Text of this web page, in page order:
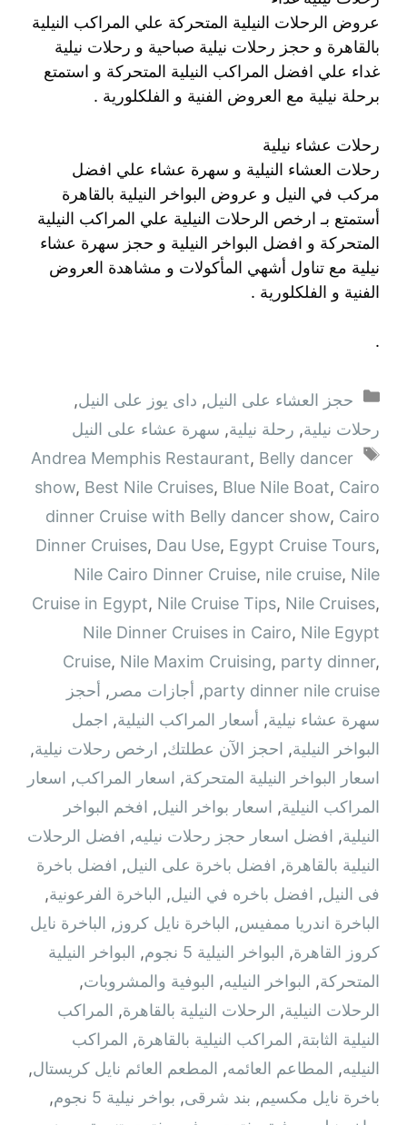
عروض الرحلات النيلية المتحركة علي المراكب النيلية
بالقاهرة و حجز رحلات نيلية صباحية و رحلات نيلية
غداء علي افضل المراكب النيلية المتحركة و استمتع
برحلة نيلية مع العروض الفنية و الفلكلورية .
رحلات عشاء نيلية
رحلات العشاء النيلية و سهرة عشاء علي افضل
مركب في النيل و عروض البواخر النيلية بالقاهرة
أستمتع بـ ارخص الرحلات النيلية علي المراكب النيلية
المتحركة و افضل البواخر النيلية و حجز سهرة عشاء
نيلية مع تناول أشهي المأكولات و مشاهدة العروض
الفنية و الفلكلورية .
.
التصنيفات
حجز العشاء على النيل, داى يوز على النيل,
رحلات نيلية, رحلة نيلية, سهرة عشاء على النيل
الوسوم
Andrea Memphis Restaurant, Belly dancer
show, Best Nile Cruises, Blue Nile Boat, Cairo
dinner Cruise with Belly dancer show, Cairo
Dinner Cruises, Dau Use, Egypt Cruise Tours,
Nile Cairo Dinner Cruise, nile cruise, Nile
Cruise in Egypt, Nile Cruise Tips, Nile Cruises,
Nile Dinner Cruises in Cairo, Nile Egypt
Cruise, Nile Maxim Cruising, party dinner,
party dinner nile cruise
, أجازات مصر , أحجز
سهرة عشاء نيلية, أسعار المراكب النيلية, اجمل
البواخر النيلية, احجز الآن عطلتك, ارخص رحلات نيلية,
اسعار البواخر النيلية المتحركة, اسعار المراكب, اسعار
المراكب النيلية, اسعار بواخر النيل, افخم البواخر
النيلية, افضل اسعار حجز رحلات نيليه, افضل الرحلات
النيلية بالقاهرة, افضل باخرة على النيل, افضل باخرة
فى النيل, افضل باخره في النيل, الباخرة الفرعونية,
الباخرة اندريا ممفيس, الباخرة نايل كروز , الباخرة نايل
كروز القاهرة, البواخر النيلية 5 نجوم , البواخر النيلية
المتحركة, البواخر النيليه, البوفية والمشروبات,
الرحلات النيلية, الرحلات النيلية بالقاهرة, المراكب
النيلية الثابتة, المراكب النيلية بالقاهرة, المراكب
النيليه, المطاعم العائمه, المطعم العائم نايل كريستال,
باخرة نايل مكسيم, بند شرقى, بواخر نيلية 5 نجوم
,